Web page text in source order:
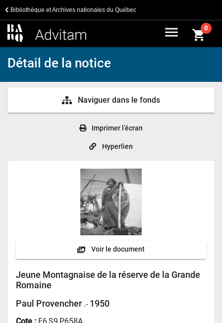
Bibliothèque et Archives nationales du Québec
menu shopping_cart0
Détail de la notice
Naviguer dans le fonds
Imprimer l’écran
Hyperlien
Voir le document
Jeune Montagnaise de la réserve de la Grande
Romaine
Paul Provencher .- 1950